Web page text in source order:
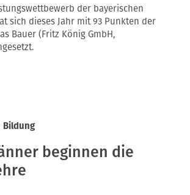
der bayerischen
sich dieses Jahr mit 93 Punkten der
Bauer (Fritz König GmbH,
Bildung
beginnen die